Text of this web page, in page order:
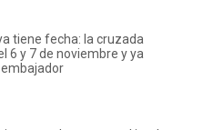
tiene fecha: la cruzada
6 y 7 de noviembre y ya